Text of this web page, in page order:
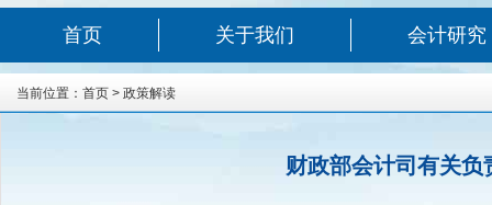
首页 关于我们 会计研究
当前位置： 首页 > 政策解读
财政部会计司有关